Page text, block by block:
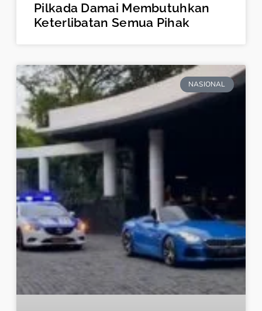
Pilkada Damai Membutuhkan
Keterlibatan Semua Pihak
NASIONAL